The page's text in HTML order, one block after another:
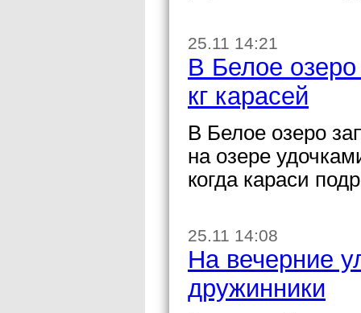
25.11 14:21
В Белое
кг карасей
В Белое озеро
на озере
когда караси
25.11 14:08
На вечерние
дружинники